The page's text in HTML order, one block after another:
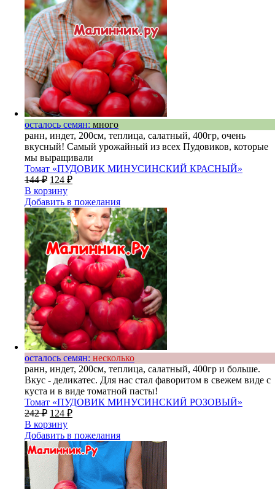
осталось семян: много
ранн, индет, 200см, теплица, салатный, 400гр, очень
вкусный! Самый урожайный из всех Пудовиков, которые
мы выращивали
Томат «ПУДОВИК МИНУСИНСКИЙ КРАСНЫЙ»
144₽ 124 ₽
В корзину
Добавить в пожелания
осталось семян: несколько
ранн, индет, 200см, теплица, салатный, 400гр и больше.
Вкус - деликатес. Для нас стал фаворитом в свежем виде с
куста и в виде томатной пасты!
Томат «ПУДОВИК МИНУСИНСКИЙ РОЗОВЫЙ»
242₽ 124 ₽
В корзину
Добавить в пожелания